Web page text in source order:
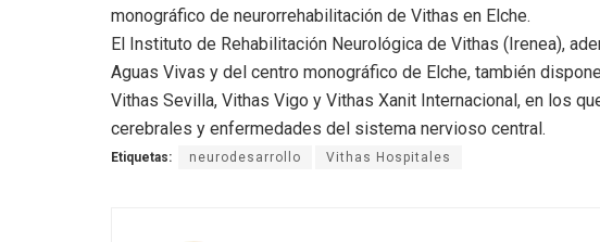
monográfico de neurorrehabilitación de Vithas en Elche.
El Instituto de Rehabilitación Neurológica de Vithas (Irenea),
Aguas Vivas y del centro monográfico de Elche, también
Vithas Sevilla, Vithas Vigo y Vithas Xanit Internacional, en los
cerebrales y enfermedades del sistema nervioso central.
Etiquetas: neurodesarrollo Vithas Hospitales